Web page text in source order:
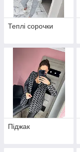
Теплі сорочки
Піджак